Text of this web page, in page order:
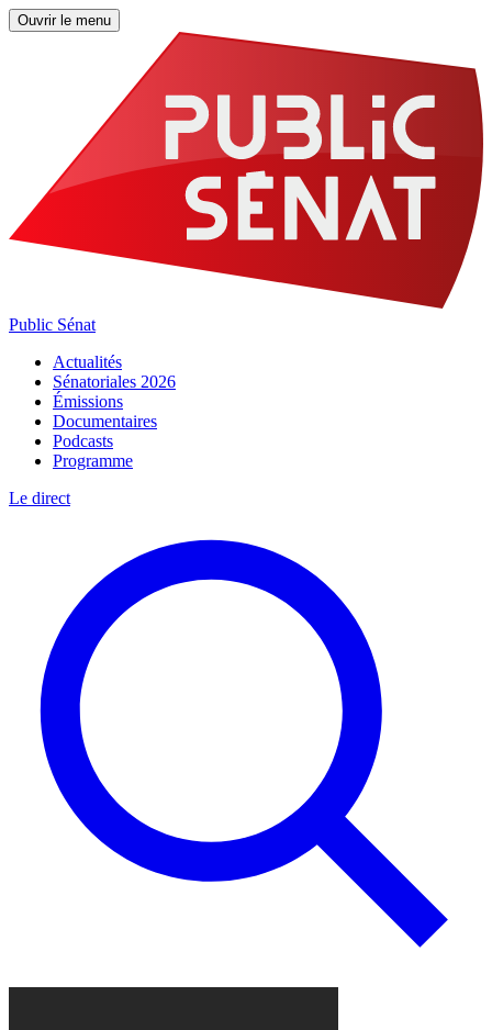
Ouvrir le menu
Public Sénat
Actualités
Sénatoriales 2026
Émissions
Documentaires
Podcasts
Programme
Le direct